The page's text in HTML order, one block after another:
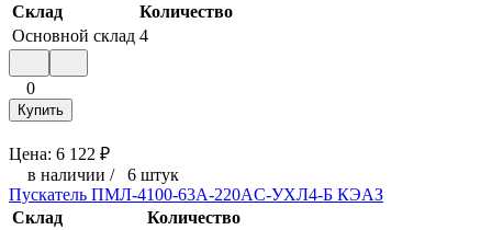
Склад
Количество
Основной склад 4
0
Купить
Цена: 6 122 ₽
в наличии / 6 штук
Пускатель ПМЛ-4100-63А-220AC-УХЛ4-Б КЭАЗ
Склад
Количество